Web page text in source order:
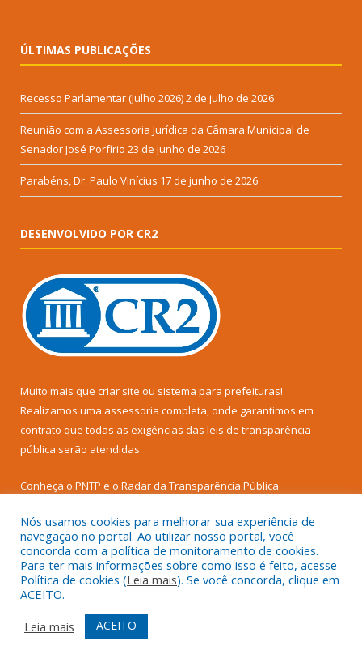
ÚLTIMAS PUBLICAÇÕES
Recesso Parlamentar (Julho 2026)2 de julho de 2026
Reunião com a Assessoria Jurídica da Câmara Municipal de
Senador José Porfírio 23 de junho de 2026
Parabéns, Dr. Paulo Vinícius 17 de junho de 2026
DESENVOLVIDO POR CR2
Muito mais que criar site ou sistema para prefeituras!
Realizamos uma assessoria completa, onde garantimos em
contrato que todas as exigências das leis de transparência
pública serão atendidas.
Conheça o PNTP e o Radar da Transparência Pública
Todos os direitos reservados a Câmara Municipal de Senador
José Porfírio.
Mapa do Site
Acessar Área Administrativa
Acessar Webmail
Nós usamos cookies para melhorar sua experiência de
navegação no portal. Ao utilizar nosso portal, você
concorda com a política de monitoramento de cookies.
Para ter mais informações sobre como isso é feito, acesse
Política de cookies (Leia mais). Se você concorda, clique em
ACEITO.
Leia mais
ACEITO